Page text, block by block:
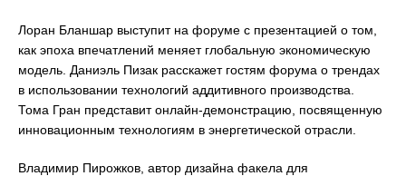
Лоран Бланшар выступит на форуме с презентацией о том,
как эпоха впечатлений меняет глобальную экономическую
модель. Даниэль Пизак расскажет гостям форума о трендах
в использовании технологий аддитивного производства.
Тома Гран представит онлайн-демонстрацию, посвященную
инновационным технологиям в энергетической отрасли.
Владимир Пирожков, автор дизайна факела для